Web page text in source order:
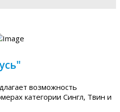
возможность
категории Сингл, Твин и